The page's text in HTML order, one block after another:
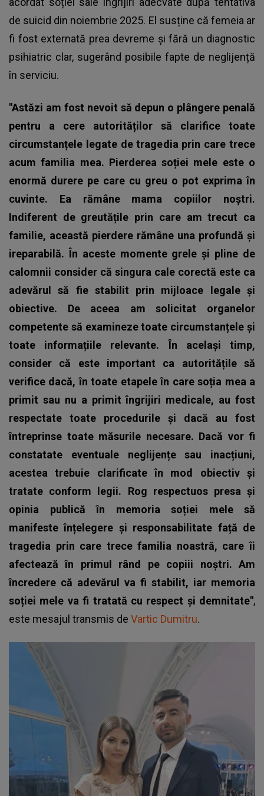
de suicid din noiembrie 2025. El susține că femeia ar
fi fost externată prea devreme și fără un diagnostic
psihiatric clar, sugerând posibile fapte de neglijență
în serviciu.
"Astăzi am fost nevoit să depun o plângere penală
pentru a cere autorităților să clarifice toate
circumstanțele legate de tragedia prin care trece
acum familia mea. Pierderea soției mele este o
enormă durere pe care cu greu o pot exprima în
cuvinte. Ea rămâne mama copiilor noștri.
Indiferent de greutățile prin care am trecut ca
familie, această pierdere rămâne una profundă și
ireparabilă. În aceste momente grele și pline de
calomnii consider că singura cale corectă este ca
adevărul să fie stabilit prin mijloace legale și
obiective. De aceea am solicitat organelor
competente să examineze toate circumstanțele și
toate informațiile relevante. În același timp,
consider că este important ca autoritățile să
verifice dacă, în toate etapele în care soția mea a
primit sau nu a primit îngrijiri medicale, au fost
respectate toate procedurile și dacă au fost
întreprinse toate măsurile necesare. Dacă vor fi
constatate eventuale neglijențe sau inacțiuni,
acestea trebuie clarificate în mod obiectiv și
tratate conform legii. Rog respectuos presa și
opinia publică în memoria soției mele să
manifeste înțelegere și responsabilitate față de
tragedia prin care trece familia noastră, care îi
afectează în primul rând pe copiii noștri. Am
încredere că adevărul va fi stabilit, iar memoria
soției mele va fi tratată cu respect și demnitate",
este mesajul transmis de Vartic Dumitru.